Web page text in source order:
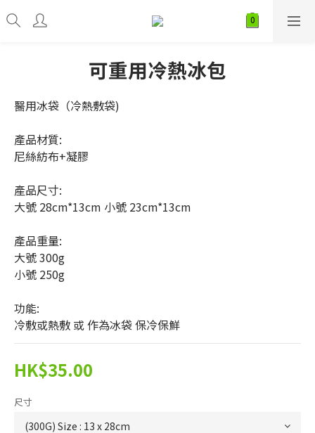
可重用冷熱冰包
醫用冰袋（冷熱敷袋)
產品材質:
尼絲紡布+凝膠
產品尺寸:
大號 28cm*13cm 小號 23cm*13cm
產品重量:
大號 300g
小號 250g
功能:
冷敷或熱敷 或 作為冰袋 保冷保鮮
HK$35.00
尺寸